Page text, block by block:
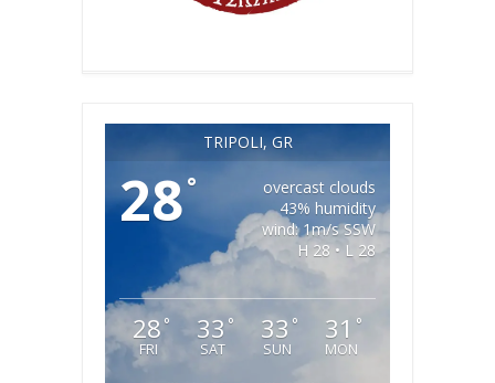
TRIPOLI, GR
28°
overcast clouds
43% humidity
wind: 1m/s SSW
H 28 • L 28
28 °
FRI
33 °
SAT
33 °
SUN
31 °
MON